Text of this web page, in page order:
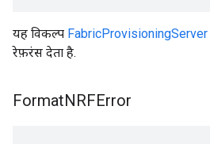
यह विकल्प FabricProvisioningServer
रेफ़रंस देता है.
FormatNRFError